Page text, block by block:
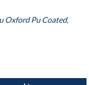
Oxford Pu Coated,